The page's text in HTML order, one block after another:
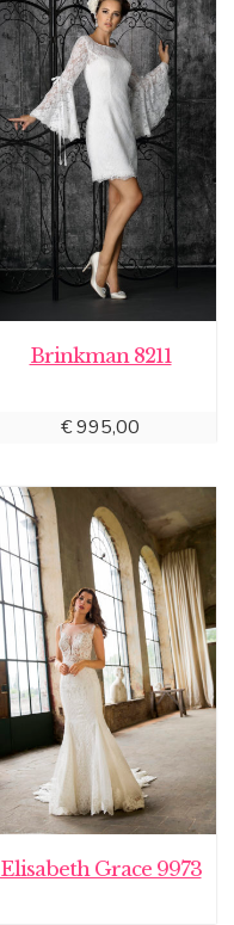
Brinkman 8211
€995,00
Elisabeth Grace 9973